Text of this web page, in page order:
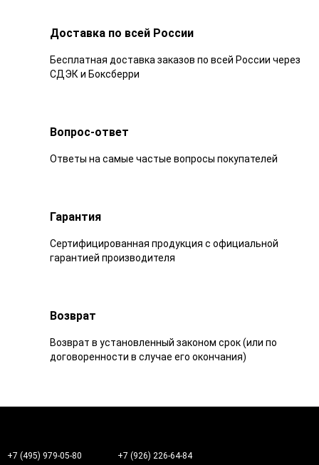
Доставка по всей России
Бесплатная доставка заказов по всей России через
СДЭК и Боксберри
Вопрос-ответ
Ответы на самые частые вопросы покупателей
Гарантия
Сертифицированная продукция с официальной
гарантией производителя
Возврат
Возврат в установленный законом срок (или по
договоренности в случае его окончания)
+7 (495) 979-05-80 +7 (926) 226-64-84